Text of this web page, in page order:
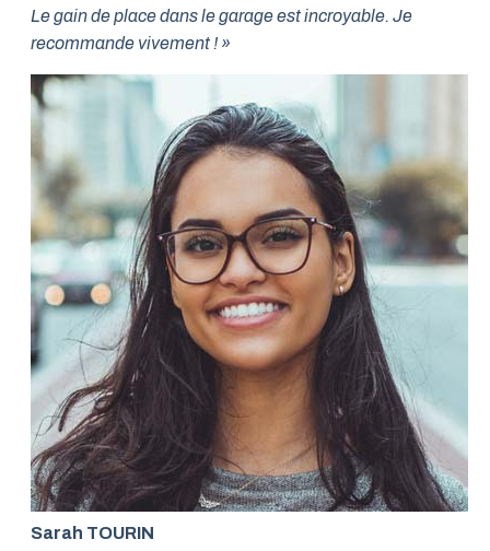
Le gain de place dans le garage est incroyable. Je
recommande vivement ! »
Sarah TOURIN